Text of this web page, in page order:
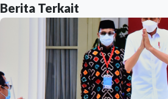
Berita Terkait